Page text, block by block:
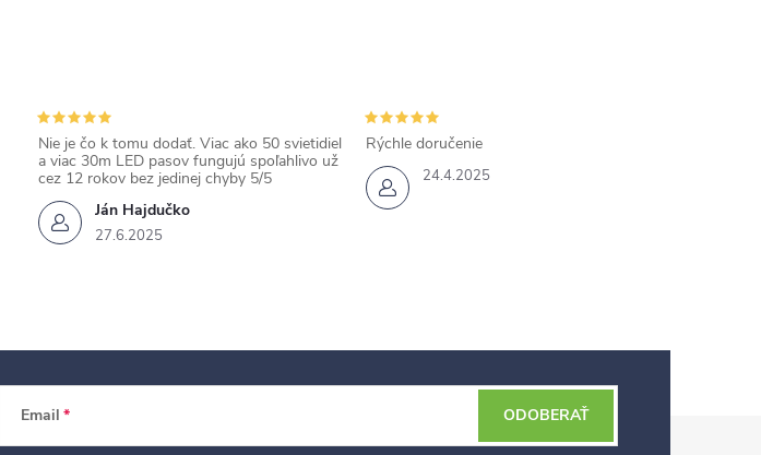
Ján Hajdučko
27.6.2025
Nie je čo k tomu dodať. Viac ako 50 svietidiel
a viac 30m LED pasov fungujú spoľahlivo už
cez 12 rokov bez jedinej chyby 5/5
24.4.2025
Rýchle doručenie
Email ODOBERAŤ